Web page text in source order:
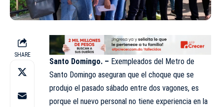
SHARE
Santo Domingo. – Exempleados del Metro de
Santo Domingo aseguran que el choque que se
produjo el pasado sábado entre dos vagones, es
porque el nuevo personal no tiene experiencia en la